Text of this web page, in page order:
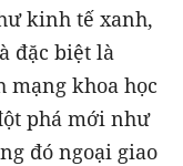
kinh tế xanh,
đặc biệt là
mạng khoa học
phá mới như
đó ngoại giao